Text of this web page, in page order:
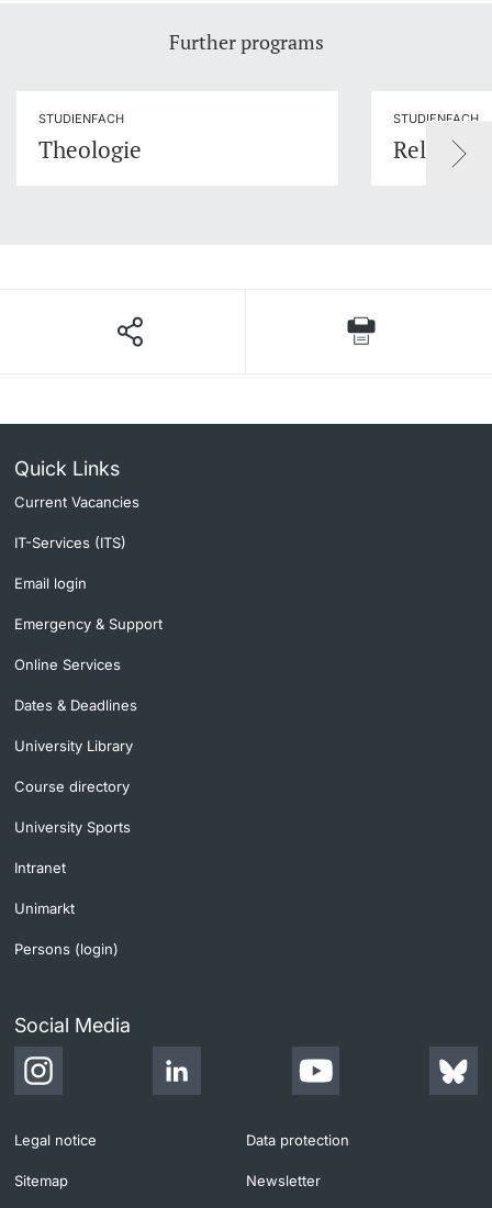
Further programs
STUDIENFACH
Theologie
STUDIENFACH
Quick Links
Current Vacancies
IT-Services (ITS)
Email login
Emergency & Support
Online Services
Dates & Deadlines
University Library
Course directory
University Sports
Intranet
Unimarkt
Persons (login)
Social Media
Legal notice Data protection
Sitemap Newsletter